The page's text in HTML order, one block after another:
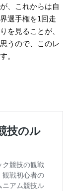
、これからは自
選手権を1回走
を見ることが、
うので、このレ
。